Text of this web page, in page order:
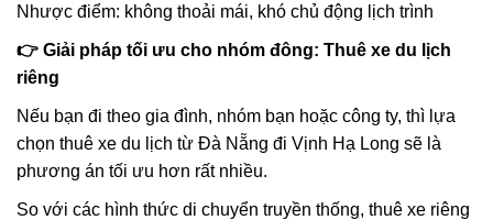
Nhược điểm: không thoải mái, khó chủ động lịch trình
👉 Giải pháp tối ưu cho nhóm đông: Thuê xe du lịch
riêng
Nếu bạn đi theo gia đình, nhóm bạn hoặc công ty, thì lựa
chọn thuê xe du lịch từ Đà Nẵng đi Vịnh Hạ Long sẽ là
phương án tối ưu hơn rất nhiều.
So với các hình thức di chuyển truyền thống, thuê xe riêng